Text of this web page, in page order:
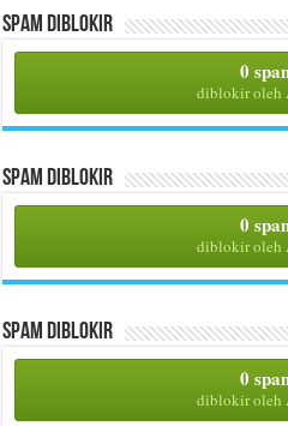
Spam Diblokir
0
diblokir oleh
Spam Diblokir
0
diblokir oleh
Spam Diblokir
0
diblokir oleh